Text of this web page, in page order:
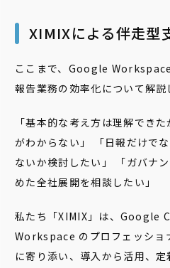
XIMIXによる伴走型
ここまで、Google
報告業務の効率化について解説
「基本的な考え方は理解でき
がわからない」 「日報だけで
ないか検討したい」 「ガバナ
めた全社展開を相談したい」
私たち「XIMIX」は、Google
Workspace のプロフェッショ
に寄り添い、導入から活用、